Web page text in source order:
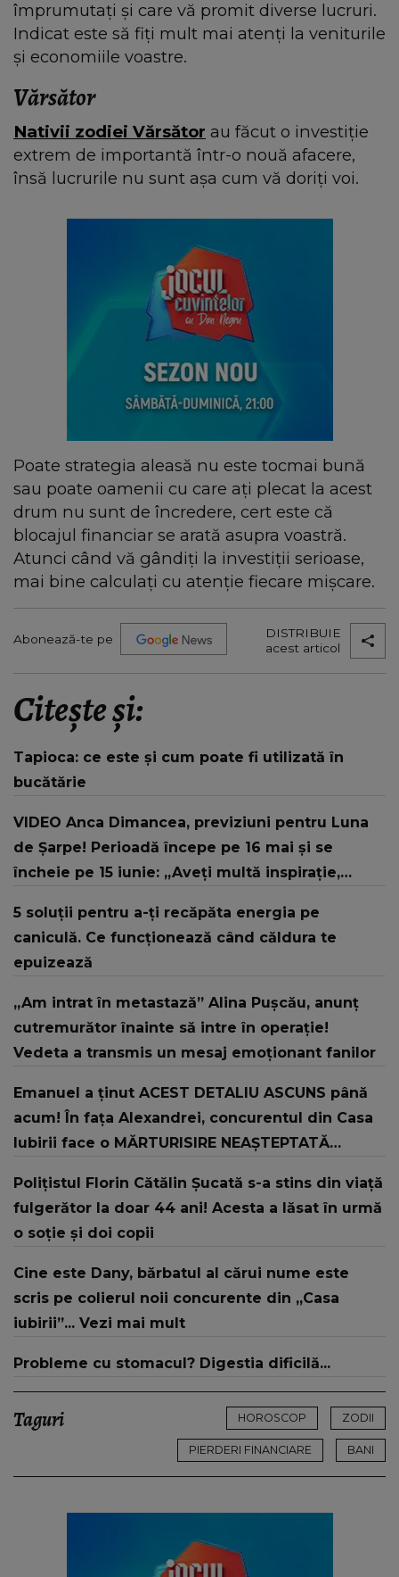
împrumutați și care vă promit diverse lucruri.
Indicat este să fiți mult mai atenți la veniturile
și economiile voastre.
Vărsător
Nativii zodiei Vărsător au făcut o investiție
extrem de importantă într-o nouă afacere,
însă lucrurile nu sunt așa cum vă doriți voi.
Poate strategia aleasă nu este tocmai bună
sau poate oamenii cu care ați plecat la acest
drum nu sunt de încredere, cert este că
blocajul financiar se arată asupra voastră.
Atunci când vă gândiți la investiții serioase,
mai bine calculați cu atenție fiecare mișcare.
Abonează-te pe
DISTRIBUIE
acest articol
Citește și:
Tapioca: ce este și cum poate fi utilizată în
bucătărie
VIDEO Anca Dimancea, previziuni pentru Luna
de Șarpe! Perioadă începe pe 16 mai și se
încheie pe 15 iunie: „Aveți multă inspirație,
5 soluții pentru a-ți recăpăta energia pe
caniculă. Ce funcționează când căldura te
epuizează
„Am intrat în metastază” Alina Pușcău, anunț
cutremurător înainte să intre în operație!
Vedeta a transmis un mesaj emoționant fanilor
Emanuel a ținut ACEST DETALIU ASCUNS până
acum! În fața Alexandrei, concurentul din Casa
Iubirii face o MĂRTURISIRE NEAȘTEPTATĂ
te iubesc pentru că..."
Polițistul Florin Cătălin Șucată s-a stins din viață
fulgerător la doar 44 ani! Acesta a lăsat în urmă
o soție și doi copii
Cine este Dany, bărbatul al cărui nume este
scris pe colierul noii concurente din „Casa
iubirii”... Vezi mai mult
Probleme cu stomacul? Digestia dificilă...
Taguri HOROSCOP ZODII
PIERDERI FINANCIARE BANI